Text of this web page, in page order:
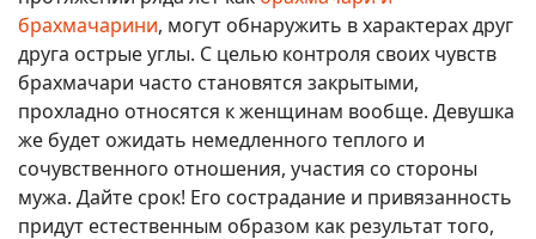
брахмачарини, могут обнаружить в характерах друг
друга острые углы. С целью контроля своих чувств
брахмачари часто становятся закрытыми,
прохладно относятся к женщинам вообще. Девушка
же будет ожидать немедленного теплого и
сочувственного отношения, участия со стороны
мужа. Дайте срок! Его сострадание и привязанность
придут естественным образом как результат того,